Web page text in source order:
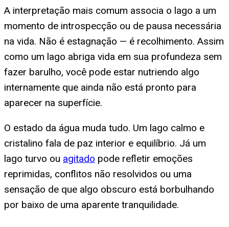
A interpretação mais comum associa o lago a um
momento de introspecção ou de pausa necessária
na vida. Não é estagnação — é recolhimento. Assim
como um lago abriga vida em sua profundeza sem
fazer barulho, você pode estar nutriendo algo
internamente que ainda não está pronto para
aparecer na superfície.
O estado da água muda tudo. Um lago calmo e
cristalino fala de paz interior e equilíbrio. Já um
lago turvo ou agitado pode refletir emoções
reprimidas, conflitos não resolvidos ou uma
sensação de que algo obscuro está borbulhando
por baixo de uma aparente tranquilidade.